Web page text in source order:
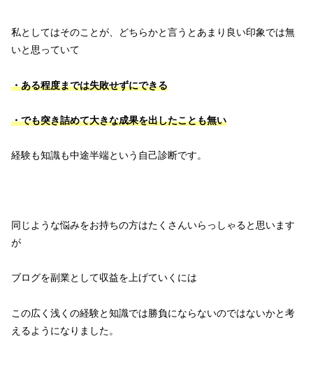
私としてはそのことが、どちらかと言うとあまり良い印象では無
いと思っていて
・ある程度までは失敗せずにできる
・でも突き詰めて大きな成果を出したことも無い
経験も知識も中途半端という自己診断です。
同じような悩みをお持ちの方はたくさんいらっしゃると思います
が
ブログを副業として収益を上げていくには
この広く浅くの経験と知識では勝負にならないのではないかと考
えるようになりました。